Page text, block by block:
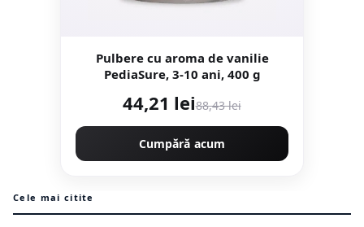
Pulbere cu aroma de vanilie
PediaSure, 3-10 ani, 400 g
44,21 lei88,43 lei
Cumpără acum
Cele mai citite